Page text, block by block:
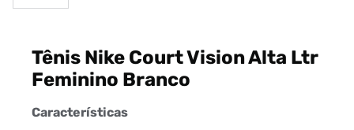
Tênis Nike Court Vision Alta Ltr
Feminino Branco
Características